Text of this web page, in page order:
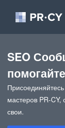
SEO
помогайте
мастеров PR-CY,
свои.